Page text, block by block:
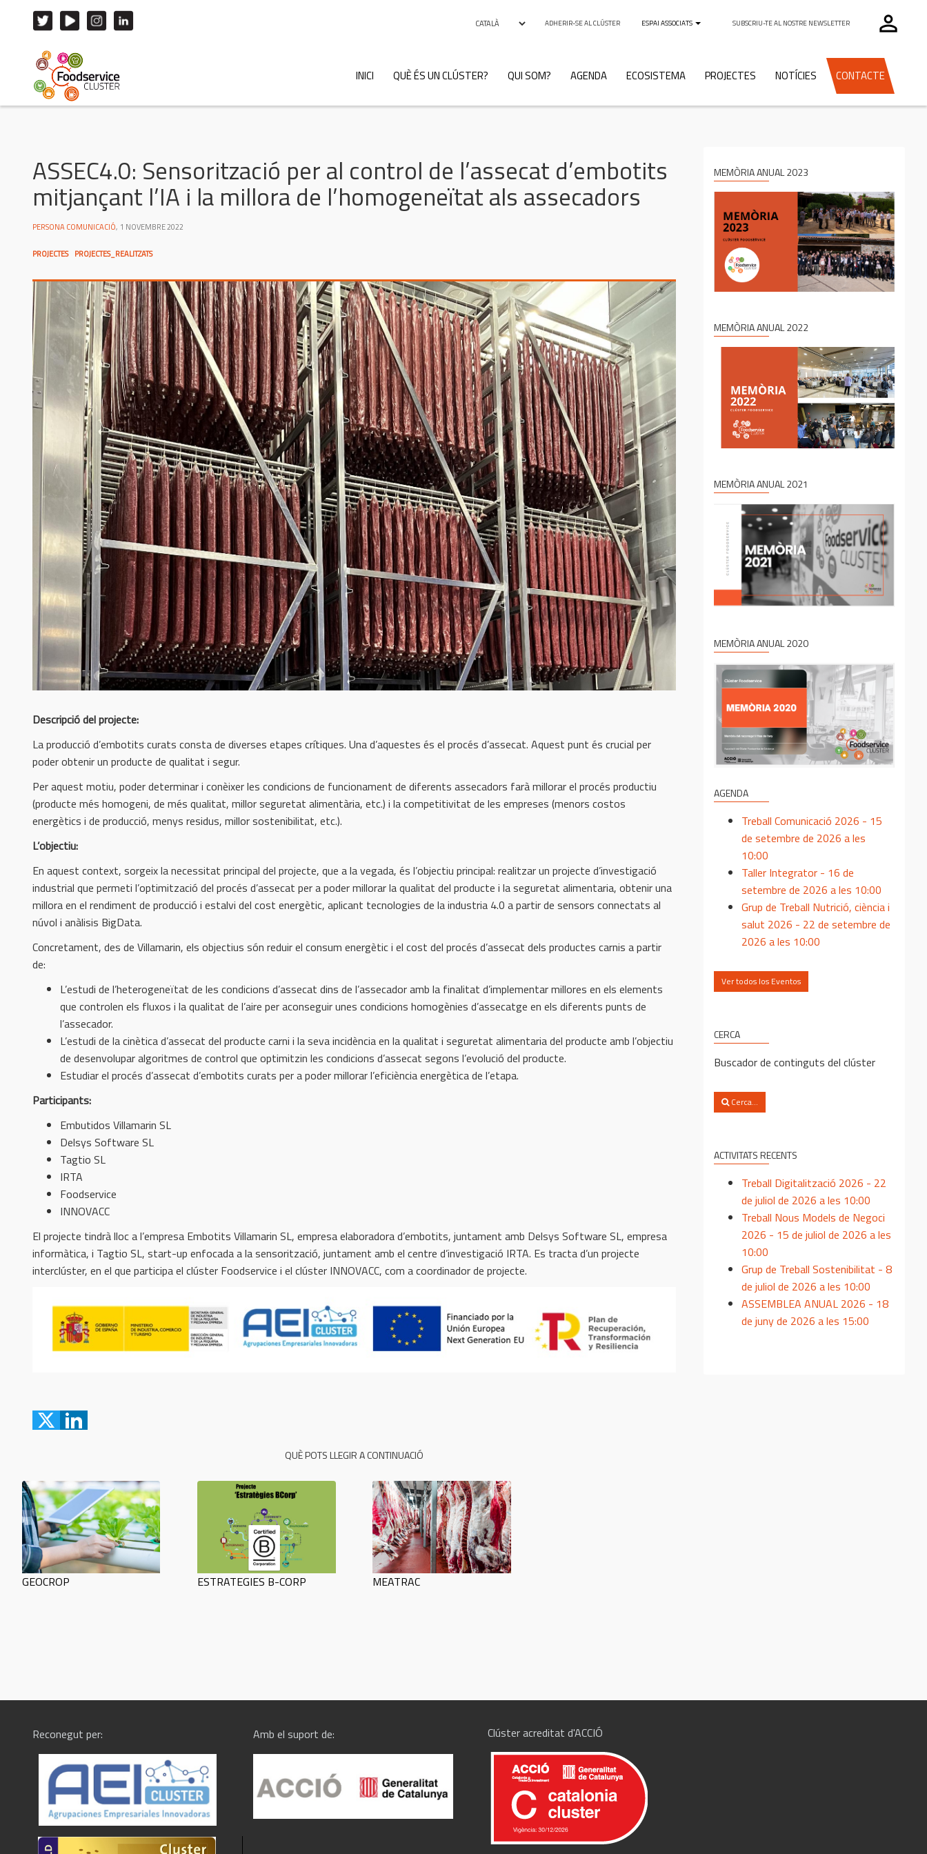
ADHERIR-SE AL CLÚSTER ESPAI ASSOCIATS SUBSCRIU-TE AL NOSTRE NEWSLETTER perm_identity
INICI QUÈ ÉS UN CLÚSTER? QUI SOM? AGENDA ECOSISTEMA PROJECTES NOTÍCIES CONTACTE
ASSEC4.0: Sensorització per al control de l’assecat d’embotits
mitjançant l’IA i la millora de l’homogeneïtat als assecadors
PERSONA COMUNICACIÓ, 1 NOVEMBRE 2022
PROJECTES PROJECTES_REALITZATS
Descripció del projecte:
La producció d’embotits curats consta de diverses etapes crítiques. Una d’aquestes és el procés d’assecat. Aquest punt és crucial per
poder obtenir un producte de qualitat i segur.
Per aquest motiu, poder determinar i conèixer les condicions de funcionament de diferents assecadors farà millorar el procés productiu
(producte més homogeni, de més qualitat, millor seguretat alimentària, etc.) i la competitivitat de les empreses (menors costos
energètics i de producció, menys residus, millor sostenibilitat, etc.).
L’objectiu:
En aquest context, sorgeix la necessitat principal del projecte, que a la vegada, és l’objectiu principal: realitzar un projecte d’investigació
industrial que permeti l’optimització del procés d’assecat per a poder millorar la qualitat del producte i la seguretat alimentaria, obtenir una
millora en el rendiment de producció i estalvi del cost energètic, aplicant tecnologies de la industria 4.0 a partir de sensors connectats al
núvol i anàlisis BigData.
Concretament, des de Villamarin, els objectius són reduir el consum energètic i el cost del procés d’assecat dels productes carnis a partir
de:
L’estudi de l’heterogeneïtat de les condicions d’assecat dins de l’assecador amb la finalitat d’implementar millores en els elements
que controlen els fluxos i la qualitat de l’aire per aconseguir unes condicions homogènies d’assecatge en els diferents punts de
l’assecador.
L’estudi de la cinètica d’assecat del producte carni i la seva incidència en la qualitat i seguretat alimentaria del producte amb l’objectiu
de desenvolupar algoritmes de control que optimitzin les condicions d’assecat segons l’evolució del producte.
Estudiar el procés d’assecat d’embotits curats per a poder millorar l’eficiència energètica de l’etapa.
Participants:
Embutidos Villamarin SL
Delsys Software SL
Tagtio SL
IRTA
Foodservice
INNOVACC
El projecte tindrà lloc a l’empresa Embotits Villamarin SL, empresa elaboradora d’embotits, juntament amb Delsys Software SL, empresa
informàtica, i Tagtio SL, start-up enfocada a la sensorització, juntament amb el centre d’investigació IRTA. Es tracta d’un projecte
interclúster, en el que participa el clúster Foodservice i el clúster INNOVACC, com a coordinador de projecte.
QUÈ POTS LLEGIR A CONTINUACIÓ
GEOCROP ESTRATEGIES B-CORP MEATRAC
MEMÒRIA ANUAL 2023
MEMÒRIA ANUAL 2022
MEMÒRIA ANUAL 2021
MEMÒRIA ANUAL 2020
AGENDA
Treball Comunicació 2026 - 15
de setembre de 2026 a les
10:00
Taller Integrator - 16 de
setembre de 2026 a les 10:00
Grup de Treball Nutrició, ciència i
salut 2026 - 22 de setembre de
2026 a les 10:00
Ver todos los Eventos
CERCA
Buscador de continguts del clúster
Cerca...
ACTIVITATS RECENTS
Treball Digitalització 2026 - 22
de juliol de 2026 a les 10:00
Treball Nous Models de Negoci
2026 - 15 de juliol de 2026 a les
10:00
Grup de Treball Sostenibilitat - 8
de juliol de 2026 a les 10:00
ASSEMBLEA ANUAL 2026 - 18
de juny de 2026 a les 15:00
Reconegut per: Amb el suport de: Clúster acreditat d'ACCIÓ